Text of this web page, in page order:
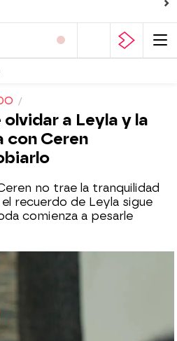
a Leyla y la
con Ceren
no trae la tranquilidad
recuerdo de Leyla sigue
comienza a pesarle